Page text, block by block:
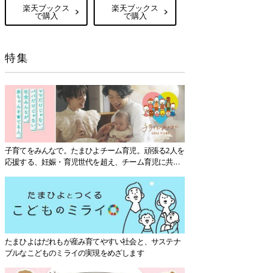
楽天ブックス
で購入
楽天ブックス
で購入
特集
子育てをみんなで。たまひよチーム育児。頑張る2人を
応援する、妊娠・育児世代を超え、チーム育児に共感
たまひよはだれもが産み育てやすい社会と、サステナ
ブルなこどものミライの実現をめざします